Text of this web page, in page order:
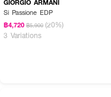
GIORGIO ARMANI
Si Passione EDP
฿4,720 ฿5,900 (20%)
3 Variations